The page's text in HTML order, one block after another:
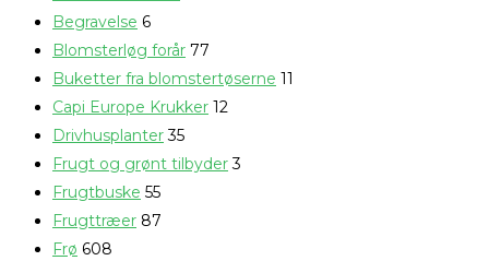
Begravelse 6
Blomsterløg forår 77
Buketter fra blomstertøserne 11
Capi Europe Krukker 12
Drivhusplanter 35
Frugt og grønt tilbyder 3
Frugtbuske 55
Frugttræer 87
Frø 608